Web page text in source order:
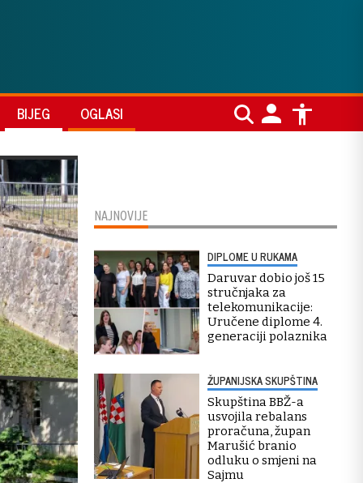
BIJEG OGLASI
NAJNOVIJE
DIPLOME U RUKAMA
Daruvar dobio još 15
stručnjaka za
telekomunikacije:
Uručene diplome 4.
generaciji polaznika
ŽUPANIJSKA SKUPŠTINA
Skupština BBŽ-a
usvojila rebalans
proračuna, župan
Marušić branio
odluku o smjeni na
Sajmu